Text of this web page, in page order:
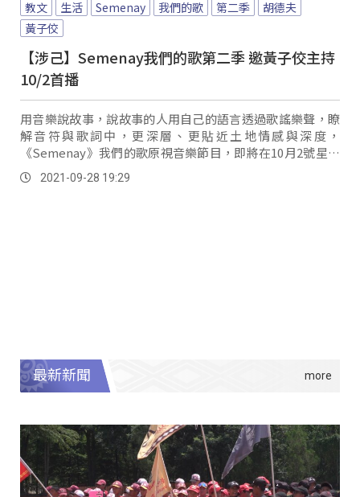
教文 生活 Semenay 我們的歌 第二季
胡德夫
黃子佼
【涉己】Semenay我們的歌第二季 邀黃子佼主持
10/2首播
用音樂說故事，說故事的人用自己的語言透過歌謠樂聲，瞭
解音符與歌詞中，更深層、更貼近土地情感與深度，
《Semenay》我們的歌原視音樂節目，即將在10月2號星期
六晚上21:00-22:00首播，首集來賓特別邀請到胡德夫老師來
擔任首播節目來賓，用音樂、歌聲，展現自我文化與認同。
2021-09-28 19:29
最新新聞